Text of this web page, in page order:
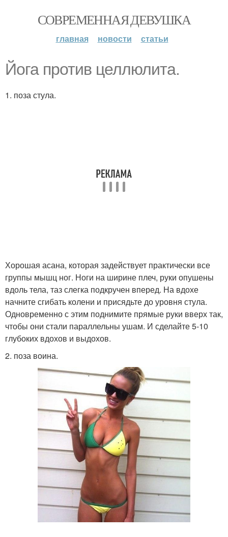
СОВРЕМЕННАЯ ДЕВУШКА
главная новости статьи
Йога против целлюлита.
1. поза стула.
Хорошая асана, которая задействует практически все
группы мышц ног. Ноги на ширине плеч, руки опушены
вдоль тела, таз слегка подкручен вперед. На вдохе
начните сгибать колени и присядьте до уровня стула.
Одновременно с этим поднимите прямые руки вверх так,
чтобы они стали параллельны ушам. И сделайте 5-10
глубоких вдохов и выдохов.
2. поза воина.